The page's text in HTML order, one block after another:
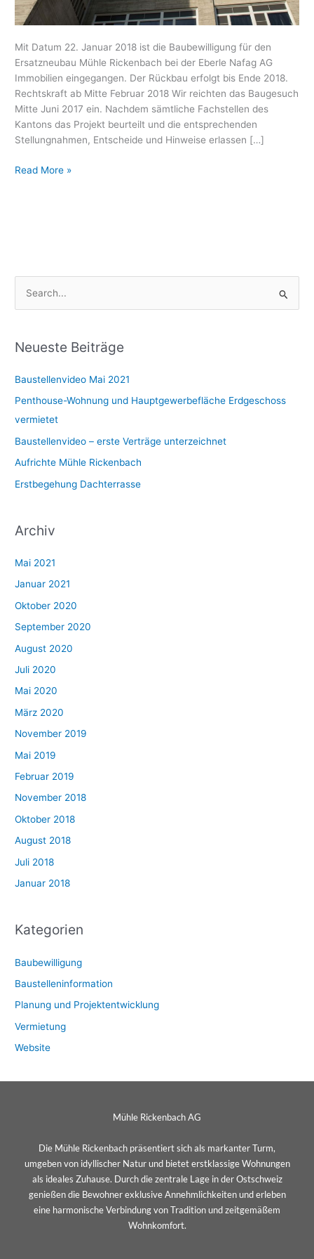
Mit Datum 22. Januar 2018 ist die Baubewilligung für den
Ersatzneubau Mühle Rickenbach bei der Eberle Nafag AG
Immobilien eingegangen. Der Rückbau erfolgt bis Ende 2018.
Rechtskraft ab Mitte Februar 2018 Wir reichten das Baugesuch
Mitte Juni 2017 ein. Nachdem sämtliche Fachstellen des
Kantons das Projekt beurteilt und die entsprechenden
Stellungnahmen, Entscheide und Hinweise erlassen […]
Read More »
h
c
h
:
Neueste Beiträge
Baustellenvideo Mai 2021
Penthouse-Wohnung und Hauptgewerbefläche Erdgeschoss
vermietet
Baustellenvideo – erste Verträge unterzeichnet
Aufrichte Mühle Rickenbach
Erstbegehung Dachterrasse
Archiv
Mai 2021
Januar 2021
Oktober 2020
September 2020
August 2020
Juli 2020
Mai 2020
März 2020
November 2019
Mai 2019
Februar 2019
November 2018
Oktober 2018
August 2018
Juli 2018
Januar 2018
Kategorien
Baubewilligung
Baustelleninformation
Planung und Projektentwicklung
Vermietung
Website
Mühle Rickenbach AG
Die Mühle Rickenbach präsentiert sich als markanter Turm,
umgeben von idyllischer Natur und bietet erstklassige Wohnungen
als ideales Zuhause. Durch die zentrale Lage in der Ostschweiz
genießen die Bewohner exklusive Annehmlichkeiten und erleben
eine harmonische Verbindung von Tradition und zeitgemäßem
Wohnkomfort.